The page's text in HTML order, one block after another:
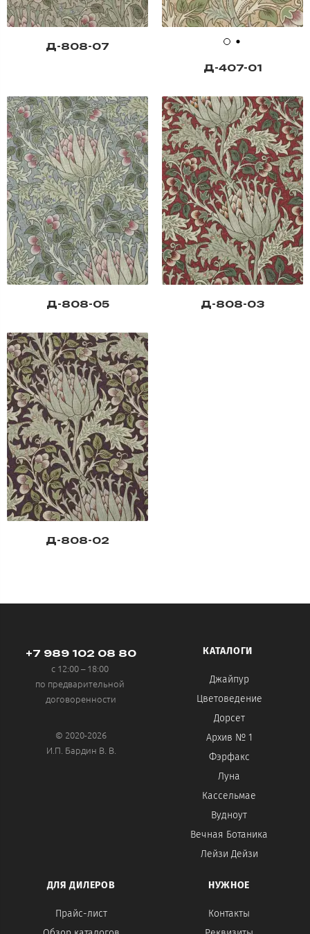
Д-808-07
Д-407-01
Д-808-05 Д-808-03
Д-808-02
+7 989 102 08 80
с 12:00 – 18:00
по предварительной
договоренности
© 2020-2026
И.П. Бардин В. В.
КАТАЛОГИ
Джайпур
Цветоведение
Дорсет
Архив № 1
Фэрфакс
Луна
Кассельмае
Вудноут
Вечная Ботаника
Лейзи Дейзи
ДЛЯ ДИЛЕРОВ
Прайс-лист
НУЖНОЕ
Контакты